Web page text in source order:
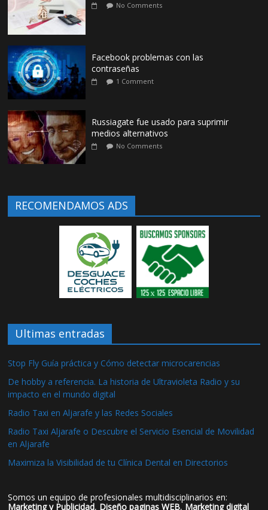
No Comments
Facebook problemas con las
contraseñas
1 Comment
Russiagate fue usado para suprimir
medios alternativos
No Comments
RECOMENDAMOS ADS
Ultimas entradas
Stop Fly Guía práctica y Cómo detectar microcarencias
De hobby a referencia. La historia de Ultravioleta Radio y su
impacto en el mundo digital
Radio Taxi en Aljarafe y las Redes Sociales
Radio Taxi Aljarafe o Descubre el Servicio Esencial de Movilidad
en Aljarafe
Maximiza la Visibilidad de tu Clínica Dental en Directorios
Somos un equipo de profesionales multidisciplinarios en:
Marketing y Publicidad, Diseño paginas WEB, Marketing digital